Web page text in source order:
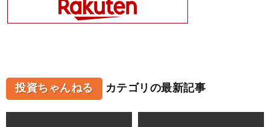
投資ちゃんねる カテゴリの最新記事